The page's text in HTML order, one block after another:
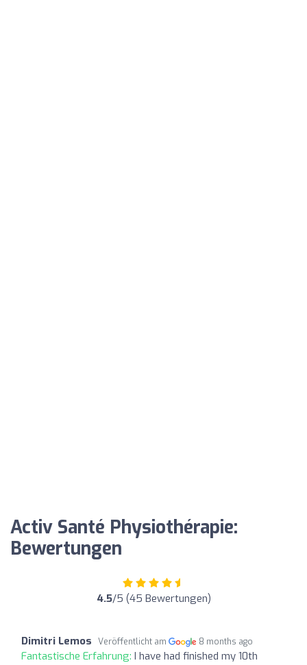
Activ Santé Physiothérapie:
Bewertungen
4.5/5 (45 Bewertungen)
Dimitri Lemos Veröffentlicht am 8 months ago
Fantastische Erfahrung: I have had finished my 10th